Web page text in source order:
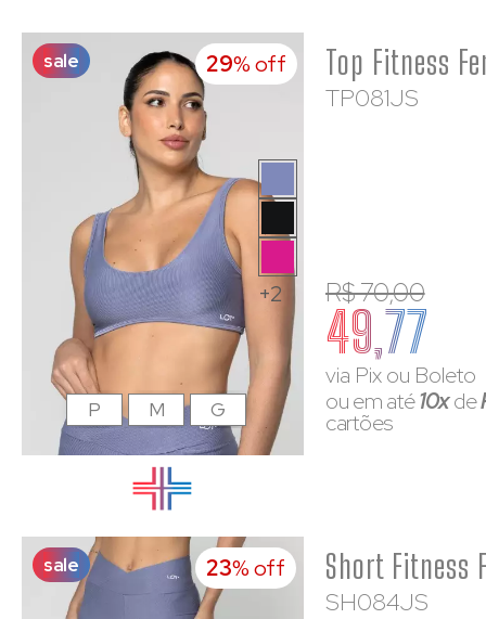
sale 29% off
+2
TP081JS
R$ 70,00
49,77
via Pix ou Boleto
ou em até10xde
cartões
P M G
sale 23% off
SH084JS